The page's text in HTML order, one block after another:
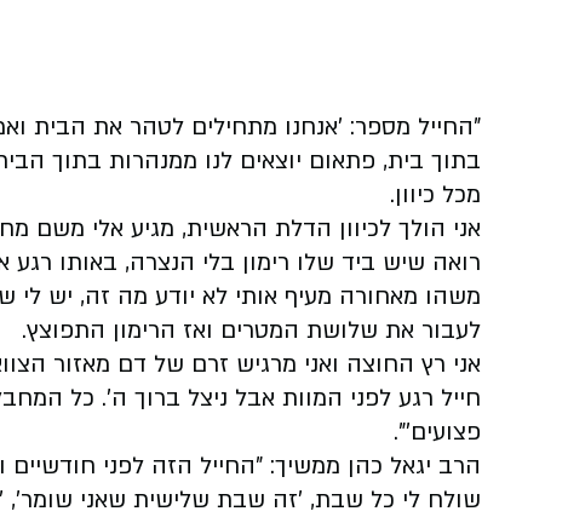
"החייל מספר: 'אנחנו מתחילים לטהר את הבית
בתוך בית, פתאום יוצאים לנו ממנהרות בתוך
מכל כיוון.
אני הולך לכיוון הדלת הראשית, מגיע אלי משם
רואה שיש ביד שלו רימון בלי הנצרה, באותו
משהו מאחורה מעיף אותי לא יודע מה זה, יש
לעבור את שלושת המטרים ואז הרימון התפוצץ.
אני רץ החוצה ואני מרגיש זרם של דם מאזור
חייל רגע לפני המוות אבל ניצל ברוך ה'. כל
פצועים'".
הרב יגאל כהן ממשיך: "החייל הזה לפני
שולח לי כל שבת, 'זה שבת שלישית שאני